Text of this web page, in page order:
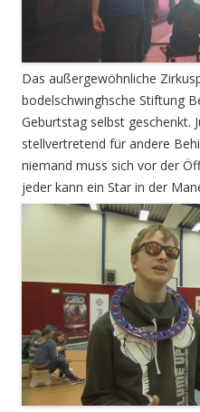
Das außergewöhnliche
bodelschwinghsche Stiftung
Geburtstag selbst geschenkt.
stellvertretend für andere
niemand muss sich vor der
jeder kann ein Star in der